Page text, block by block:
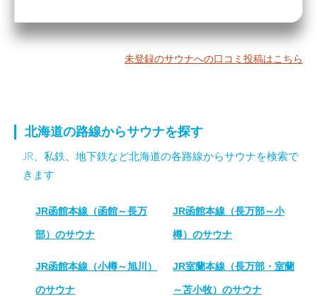
未登録のサウナへの口コミ投稿はこちら
北海道の路線からサウナを探す
JR、私鉄、地下鉄など北海道の各路線からサウナを検索で
きます
JR函館本線（函館～長万
部）のサウナ
JR函館本線（長万部～小
樽）のサウナ
JR函館本線（小樽～旭川）
のサウナ
JR室蘭本線（長万部・室蘭
～苫小牧）のサウナ